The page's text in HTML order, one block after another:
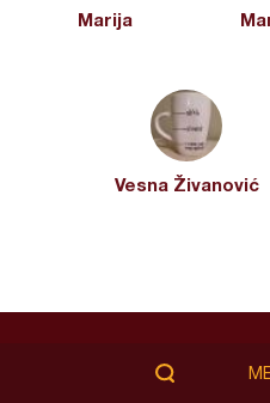
Marija
Vesna Živanović